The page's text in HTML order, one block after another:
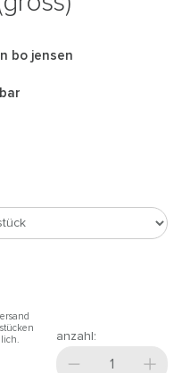
bo jensen
anzahl: